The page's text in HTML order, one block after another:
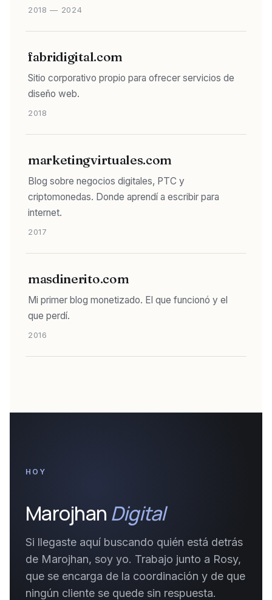
2018 — 2024
fabridigital.com
Sitio corporativo propio para ofrecer servicios de
diseño web.
2018
marketingvirtuales.com
Blog sobre negocios digitales, PTC y
criptomonedas. Donde aprendí a escribir para
internet.
2017
masdinerito.com
Mi primer blog monetizado. El que funcionó y el
que perdí.
2016
HOY
Marojhan Digital
Si llegaste aquí buscando quién está detrás
de Marojhan, soy yo. Trabajo junto a Rosy,
que se encarga de la coordinación y de que
ningún cliente se quede sin respuesta.